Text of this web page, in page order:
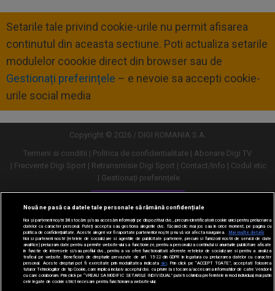
Setarile tale privind cookie-urile nu permit afisarea
continutul din aceasta sectiune. Poti actualiza setarile
modulelor coookie direct din browser sau de
Gestionați preferințele – e nevoie sa accepti cookie-
urile social media
Copyright © 2026 / DIGI ROMANIA S.A.
Termeni si conditii
Politica de confidentialitate
Abonare Digi TV
Frecvente Digi Sport
Retransmisie Digi Sport Contact/Info
Codul etic
Gestionați preferințele
Versiune desktop
Nouă ne pasă ca datele tale personale să rămână confidențiale
Noi și partenerii noștri30stocăm și/sau accesăm informații pe dispozitivul dvs., precum identificatorii cookie unici pentru prelucrarea
datelor cu caracter personal. Puteți accepta sau gestiona alegerile dvs. făcând clic mai jos sau în orice moment, pe pagina cu
politica de confidențialitate. Aceste alegeri vor fi raportate partenerilor noștri și nu vă vor afecta navigarea.
Mai multe detalii
Noi si partenerii nostri (retelele de socializare si agentiile de publicitate partenere, precum si furnizorii nostri de servicii de date
analitice) prelucram date pentru a permite website-ului sa functioneze, pentru a personaliza continutul si anunturile publicitare afisate
in functie de interesele si/sau profilul dvs., pentru a va oferi functionalitati aferente retelelor de socializare si pentru a analiza
traficul pe website. Beneficiati de drepturile prevazute de art. 15-22 din GDPR in legatura cu prelucrarea datelor cu caracter
personal. Aceste drepturi pot fi exercitate prin modalitatea indicata aici. Prin click pe “ACCEPT TOATE”, acceptati folosirea
tuturor Tehnologiilor de tip Cookie, care implica inclusiv acceptul dvs. cu privire la stocarea/accesarea informatiilor de catre Vendor-ii
cu care colaboram. Prin click pe “VREAU SA MODIFIC SETARILE INDIVIDUAL” puteti schimba preferintele in mod individual, mai putin
cele legate de cookie strict necesare pentru functionarea website-ului.